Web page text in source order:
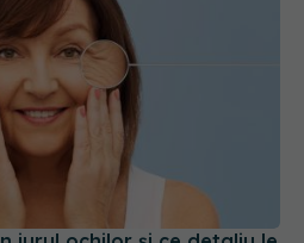
jurul ochilor și ce detaliu le